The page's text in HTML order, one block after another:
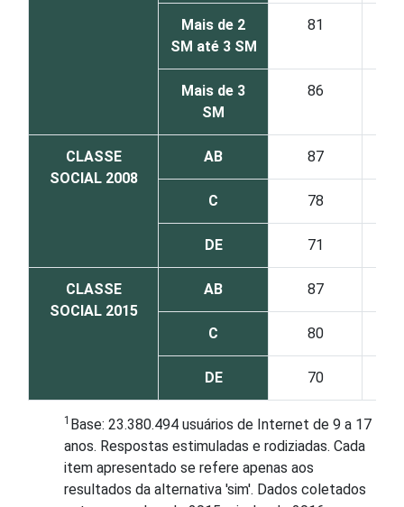
Mais de 2
SM até 3 SM
81
Mais de 3
SM
86
CLASSE
SOCIAL 2008
AB 87
C 78
DE 71
CLASSE
SOCIAL 2015
AB 87
C 80
DE 70
1 Base: 23.380.494 usuários de Internet de 9 a 17
anos. Respostas estimuladas e rodiziadas. Cada
item apresentado se refere apenas aos
resultados da alternativa 'sim'. Dados coletados